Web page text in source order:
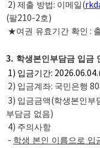
2) 제출 방법: 이메일 (
(팔210-2호)
★여권 유효기간 확인 :
3. 학생본인부담금 입금
1) 입금기간:
2) 입금계좌: 국민은행
3) 입금금액 (학생본인부
부담금 없음)
4) 주의사항
- 학생 본인 이름으로 입